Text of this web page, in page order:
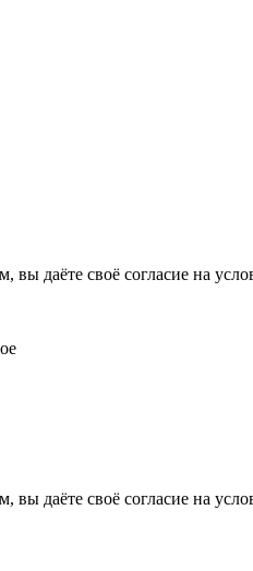
даёте своё согласие на
даёте своё согласие на